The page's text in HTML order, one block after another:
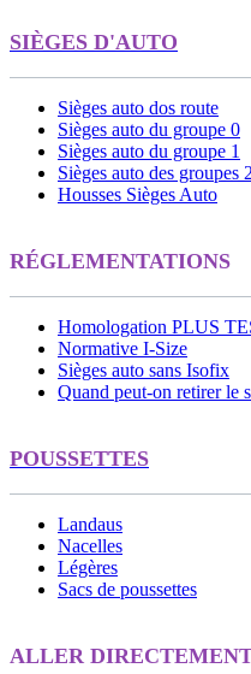
SIÈGES D'AUTO
Sièges auto dos route
Sièges auto du groupe 0
Sièges auto du groupe 1
Sièges auto des groupes
Housses Sièges Auto
RÉGLEMENTATIONS
Homologation PLUS
Normative I-Size
Sièges auto sans Isofix
Quand peut-on retirer le
POUSSETTES
Landaus
Nacelles
Légères
Sacs de poussettes
ALLER